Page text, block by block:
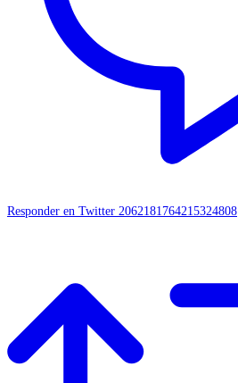
Responder en Twitter 2062181764215324808